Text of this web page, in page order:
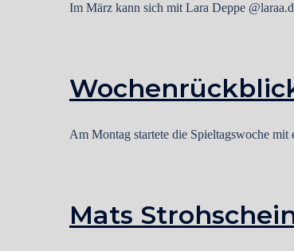
Im März kann sich mit Lara Deppe
Am Montag startete die Spieltagswoche
Mats